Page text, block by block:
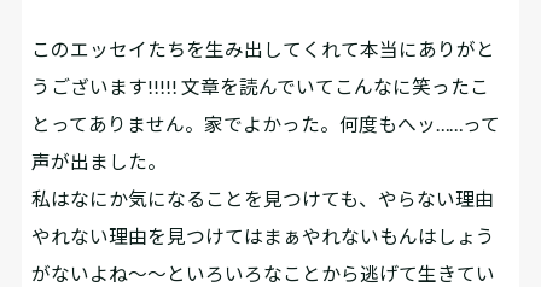
このエッセイたちを生み出してくれて本当にありがと
うございます!!!!! 文章を読んでいてこんなに笑ったこ
とってありません。家でよかった。何度もへッ……って
声が出ました。
私はなにか気になることを見つけても、やらない理由
やれない理由を見つけてはまぁやれないもんはしょう
がないよね～～といろいろなことから逃げて生きてい